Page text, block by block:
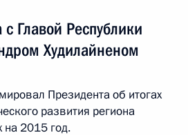
Главой Республики
Худилайненом
Президента об итогах
развития региона
на 2015 год.